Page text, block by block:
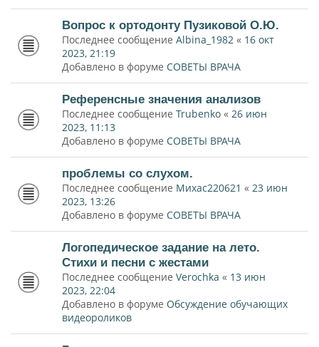
Вопрос к ортодонту Пузиковой О.Ю.
Последнее сообщение Albina_1982 « 16 окт
2023, 21:19
Добавлено в форуме СОВЕТЫ ВРАЧА
Референсные значения анализов
Последнее сообщение Trubenko « 26 июн
2023, 11:13
Добавлено в форуме СОВЕТЫ ВРАЧА
проблемы со слухом.
Последнее сообщение Михас220621 « 23 июн
2023, 13:26
Добавлено в форуме СОВЕТЫ ВРАЧА
Логопедическое задание на лето.
Стихи и песни с жестами
Последнее сообщение Verochka « 13 июн
2023, 22:04
Добавлено в форуме Обсуждение обучающих
видеороликов